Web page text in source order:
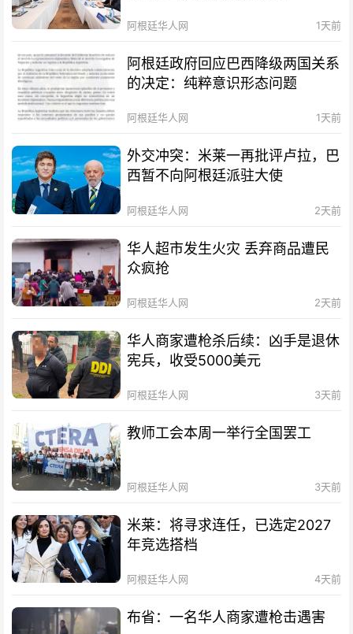
阿根廷华人网 1天前
阿根廷政府回应巴西降级两国关系
的决定：纯粹意识形态问题
阿根廷华人网 1天前
外交冲突：米莱一再批评卢拉，巴
西暂不向阿根廷派驻大使
阿根廷华人网 2天前
华人超市发生火灾 丢弃商品遭民
众疯抢
阿根廷华人网 2天前
华人商家遭枪杀后续：凶手是退休
宪兵，收受5000美元
阿根廷华人网 3天前
教师工会本周一举行全国罢工
阿根廷华人网 3天前
米莱：将寻求连任，已选定2027
年竞选搭档
阿根廷华人网 4天前
布省：一名华人商家遭枪击遇害